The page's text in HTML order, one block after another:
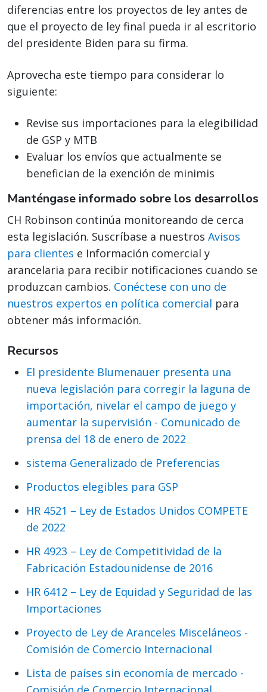
diferencias entre los proyectos de ley antes de
que el proyecto de ley final pueda ir al escritorio
del presidente Biden para su firma.
Aprovecha este tiempo para considerar lo
siguiente:
Revise sus importaciones para la elegibilidad
de GSP y MTB
Evaluar los envíos que actualmente se
benefician de la exención de minimis
Manténgase informado sobre los desarrollos
CH Robinson continúa monitoreando de cerca
esta legislación. Suscríbase a nuestros Avisos
para clientes e Información comercial y
arancelaria para recibir notificaciones cuando se
produzcan cambios. Conéctese con uno de
nuestros expertos en política comercial para
obtener más información.
Recursos
El presidente Blumenauer presenta una
nueva legislación para corregir la laguna de
importación, nivelar el campo de juego y
aumentar la supervisión - Comunicado de
prensa del 18 de enero de 2022
sistema Generalizado de Preferencias
Productos elegibles para GSP
HR 4521 – Ley de Estados Unidos COMPETE
de 2022
HR 4923 – Ley de Competitividad de la
Fabricación Estadounidense de 2016
HR 6412 – Ley de Equidad y Seguridad de las
Importaciones
Proyecto de Ley de Aranceles Misceláneos -
Comisión de Comercio Internacional
Lista de países sin economía de mercado -